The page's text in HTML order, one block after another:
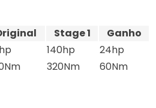
Stage 1
Ganho
140hp
24hp
320Nm 60Nm